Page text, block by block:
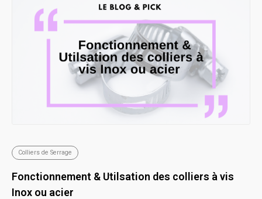
Colliers de Serrage
Fonctionnement & Utilsation des colliers à vis
Inox ou acier